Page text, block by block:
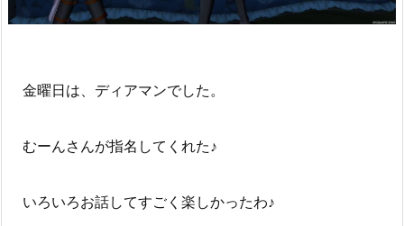
金曜日は、ディアマンでした。
むーんさんが指名してくれた♪
いろいろお話してすごく楽しかったわ♪